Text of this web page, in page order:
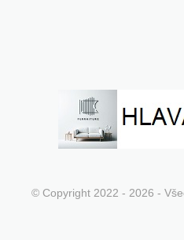
© Copyright 2022 - 2026 -